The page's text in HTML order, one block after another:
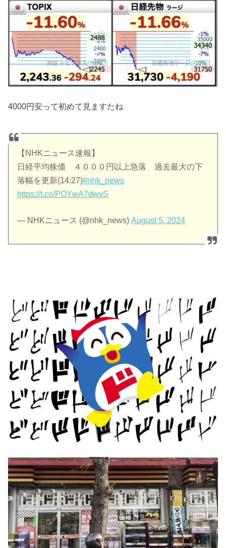
4000円安って初めて見ますたね
【NHKニュース速報】
日経平均株価 ４０００円以上急落 過去最大の下
落幅を更新(14:27)#nhk_news
https://t.co/POYwA7dwvS
— NHKニュース (@nhk_news)August 5, 2024